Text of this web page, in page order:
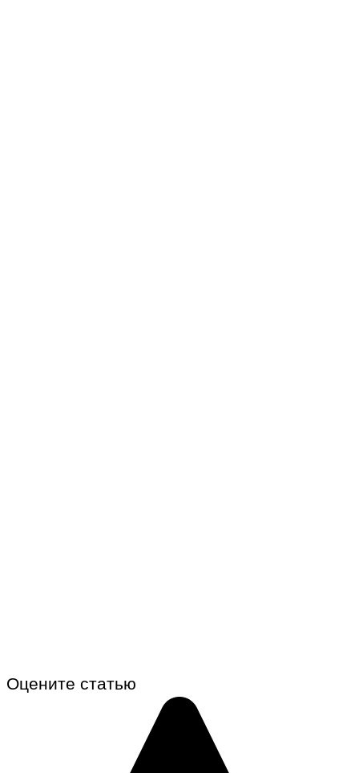
Оцените статью